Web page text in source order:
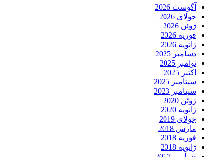
آگوست 2026
جولای 2026
ژوئن 2026
فوریه 2026
ژانویه 2026
دسامبر 2025
نوامبر 2025
اکتبر 2025
سپتامبر 2025
سپتامبر 2023
ژوئن 2020
ژانویه 2020
جولای 2019
مارس 2018
فوریه 2018
ژانویه 2018